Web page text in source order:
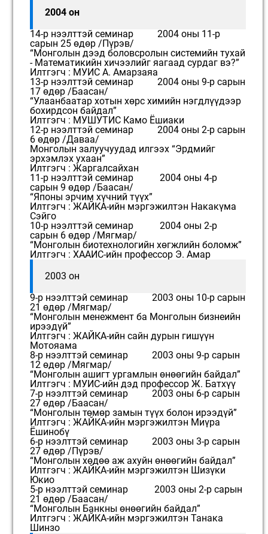
2004 он
14-р нээлттэй семинар 2004 оны 11-р
сарын 25 өдөр /Пүрэв/
“Монголын дээд боловсролын системийн тухай
- Математикийн хичээлийг яагаад сурдаг вэ?”
Илтгэгч : МУИС А. Амарзаяа
13-р нээлттэй семинар 2004 оны 9-р сарын
17 өдөр /Баасан/
“Улаанбаатар хотын хөрс химийн нэгдлүүдээр
бохирдсон байдал”
Илтгэгч : МУШУТИС Камо Ёшиаки
12-р нээлттэй семинар 2004 оны 2-р сарын
6 өдөр /Даваа/
Монголын залуучуудад илгээх “Эрдмийг
эрхэмлэх ухаан”
Илтгэгч : Жаргалсайхан
11-р нээлттэй семинар 2004 оны 4-р
сарын 9 өдөр /Баасан/
“Японы эрчим хүчний түүх”
Илтгэгч : ЖАЙКА-ийн мэргэжилтэн Накакүма
Сэйго
10-р нээлттэй семинар 2004 оны 2-р
сарын 6 өдөр /Мягмар/
“Монголын биотехнологийн хөгжлийн боломж”
Илтгэгч : ХААИС-ийн профессор Э. Амар
2003 он
9-р нээлттэй семинар 2003 оны 10-р сарын
21 өдөр /Мягмар/
“Монголын менежмент ба Монголын бизнеийн
ирээдүй”
Илтгэгч : ЖАЙКА-ийн сайн дурын гишүүн
Мотояама
8-р нээлттэй семинар 2003 оны 9-р сарын
12 өдөр /Мягмар/
“Монголын ашигт ургамлын өнөөгийн байдал”
Илтгэгч : МУИС-ийн дэд профессор Ж. Батхүү
7-р нээлттэй семинар 2003 оны 6-р сарын
27 өдөр /Баасан/
“Монголын төмөр замын түүх болон ирээдүй”
Илтгэгч : ЖАЙКА-ийн мэргэжилтэн Миүра
Ёшинобү
6-р нээлттэй семинар 2003 оны 3-р сарын
27 өдөр /Пүрэв/
“Монголын хөдөө аж ахуйн өнөөгийн байдал”
Илтгэгч : ЖАЙКА-ийн мэргэжилтэн Шизүки
Юкио
5-р нээлттэй семинар 2003 оны 2-р сарын
21 өдөр /Баасан/
“Монголын Банкны өнөөгийн байдал”
Илтгэгч : ЖАЙКА-ийн мэргэжилтэн Танака
Шинзо